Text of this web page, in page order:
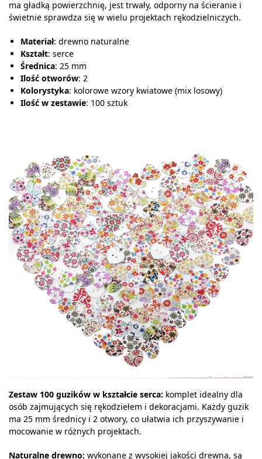
ma gładką powierzchnię, jest trwały, odporny na ścieranie i
świetnie sprawdza się w wielu projektach rękodzielniczych.
Materiał: drewno naturalne
Kształt: serce
Średnica: 25 mm
Ilość otworów: 2
Kolorystyka: kolorowe wzory kwiatowe (mix losowy)
Ilość w zestawie: 100 sztuk
Zestaw 100 guzików w kształcie serca: komplet idealny dla
osób zajmujących się rękodziełem i dekoracjami. Każdy guzik
ma 25 mm średnicy i 2 otwory, co ułatwia ich przyszywanie i
mocowanie w różnych projektach.
Naturalne drewno: wykonane z wysokiej jakości drewna, są